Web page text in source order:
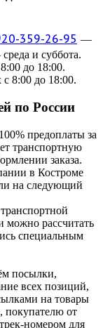
359-26-95 —
и суббота.
до 18:00.
8:00 до 18:00.
по России
предоплаты за
транспортную
заказа.
в Костроме
на следующий
можно рассчитать
специальным
посылки,
всех позиций,
на товары
покупателю от
номером для